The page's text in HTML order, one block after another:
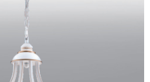
認証結果及び当社の審査の結果に基づ
ただけます。
」（以下当サービスという）はネットプ
いう）が提供し、AFTEEが代金を徴収し
供しなければならない個人情報（注文者